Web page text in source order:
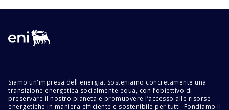
Siamo un'impresa dell'energia. Sosteniamo concretamente una
transizione energetica socialmente equa, con l’obiettivo di
preservare il nostro pianeta e promuovere l’accesso alle risorse
energetiche in maniera efficiente e sostenibile per tutti. Fondiamo il